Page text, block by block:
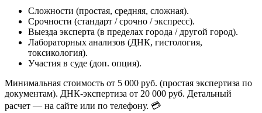
Сложности (простая, средняя, сложная).
Срочности (стандарт / срочно / экспресс).
Выезда эксперта (в пределах города / другой город).
Лабораторных анализов (ДНК, гистология,
токсикология).
Участия в суде (доп. опция).
Минимальная стоимость от 5 000 руб. (простая экспертиза по
документам). ДНК-экспертиза от 20 000 руб. Детальный
расчет — на сайте или по телефону. 💳